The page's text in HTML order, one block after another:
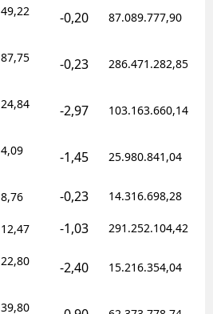
49,22 -0,20 87.089.777,90
87,75 -0,23 286.471.282,85
24,84 -2,97 103.163.660,14
4,09 -1,45 25.980.841,04
8,76 -0,23 14.316.698,28
12,47 -1,03 291.252.104,42
22,80 -2,40 15.216.354,04
39,80